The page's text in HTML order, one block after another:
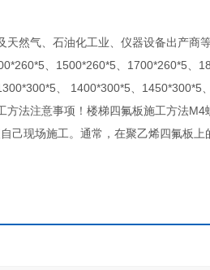
然气、石油化工业、仪器设备出产商等
、1500*260*5、1700*260*5、
、 1400*300*5、1450*300*5
法注意事项！楼梯四氟板施工方法M4
己现场施工。通常，在聚乙烯四氟板上